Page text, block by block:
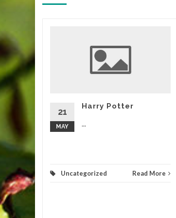
the
to
can
More
21
MAY
Harry Potter
...
Uncategorized Read More